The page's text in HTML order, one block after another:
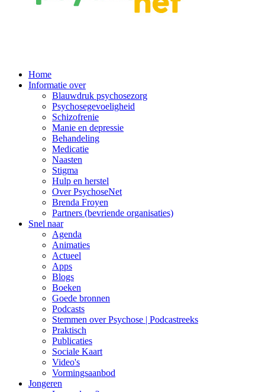
Main
Navigation
Home
Informatie over
Blauwdruk psychosezorg
Psychosegevoeligheid
Schizofrenie
Manie en depressie
Behandeling
Medicatie
Naasten
Stigma
Hulp en herstel
Over PsychoseNet
Brenda Froyen
Partners (bevriende organisaties)
Snel naar
Agenda
Animaties
Actueel
Apps
Blogs
Boeken
Goede bronnen
Podcasts
Stemmen over Psychose | Podcastreeks
Praktisch
Publicaties
Sociale Kaart
Video's
Vormingsaanbod
Jongeren